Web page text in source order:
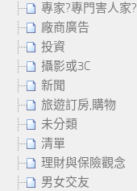
專家?專門害人家?
廠商廣告
投資
攝影或3C
新聞
旅遊訂房,購物
未分類
清單
理財與保險觀念
男女交友